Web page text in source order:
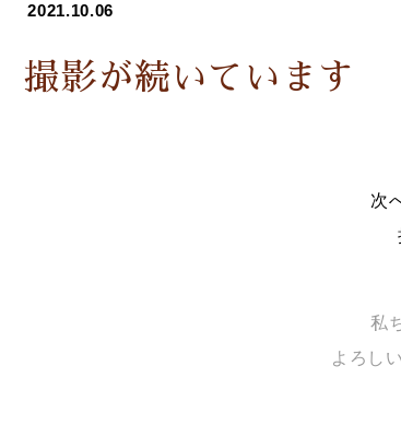
2021.10.06
撮影が続いています
次
私
よろし